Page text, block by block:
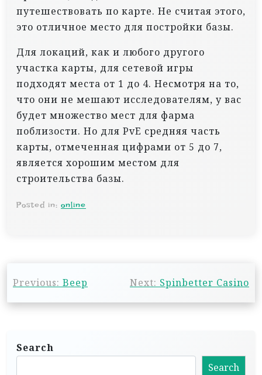
путешествовать по карте. Не считая этого,
это отличное место для постройки базы.
Для локаций, как и любого другого
участка карты, для сетевой игры
подходят места от 1 до 4. Несмотря на то,
что они не мешают исследователям, у вас
будет множество мест для фарма
поблизости. Но для PvE средняя часть
карты, отмеченная цифрами от 5 до 7,
является хорошим местом для
строительства базы.
Posted in: online
o
s
n
Previous: Beep Next: Spinbetter Casino
Search
Search